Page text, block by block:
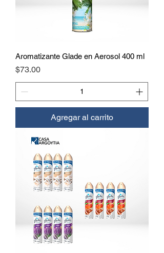
Aromatizante Glade en Aerosol 400 ml
Precio
$73.00
Agregar al carrito